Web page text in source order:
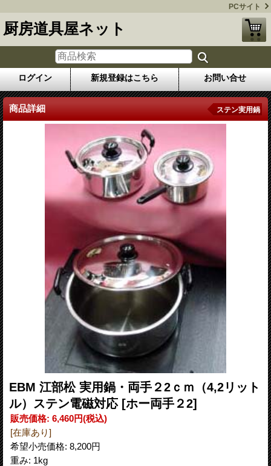
PCサイト
厨房道具屋ネット
ログイン 新規登録はこちら お問い合せ
商品詳細 ステン実用鍋
EBM 江部松 実用鍋・両手２2ｃｍ（4,2リット
ル）ステン電磁対応 [ホー両手２2]
販売価格: 6,460円(税込)
[在庫あり]
希望小売価格: 8,200円
重み: 1kg